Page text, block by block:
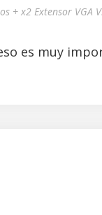
+ x2 Extensor VGA
es muy